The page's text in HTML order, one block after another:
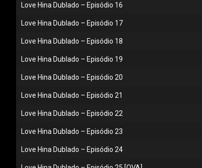
Love Hina Dublado – Episódio 16
Love Hina Dublado – Episódio 17
Love Hina Dublado – Episódio 18
Love Hina Dublado – Episódio 19
Love Hina Dublado – Episódio 20
Love Hina Dublado – Episódio 21
Love Hina Dublado – Episódio 22
Love Hina Dublado – Episódio 23
Love Hina Dublado – Episódio 24